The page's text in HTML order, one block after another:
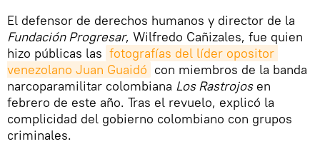
El defensor de derechos humanos y director de la
Fundación Progresar, Wilfredo Cañizales, fue quien
hizo públicas las fotografías del líder opositor
venezolano Juan Guaidó con miembros de la banda
narcoparamilitar colombiana Los Rastrojosen
febrero de este año. Tras el revuelo, explicó la
complicidad del gobierno colombiano con grupos
criminales.